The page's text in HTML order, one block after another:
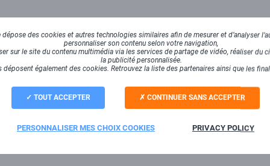
peut être mise en place afin de réduire les risques liés
des salariés et ainsi la qualité des produits ou services
permettre de former et informer les salariés sur les
actions adaptées de prévention pourront être mises en
travail ou encore sur l’organisation de la production et
précisément les salariés afin d’assurer une réelle prévention
les troubles musculo-squelettiques. Des fonctionnalités
au cœur de MEDTRA4, visant à renforcer la démarche de
des cookies et autres technologies similaires afin de mesurer et d’analyser
personnaliser son contenu selon votre navigation,
sur le site du contenu multimédia via les services de partage de vidéo, réaliser du
la publicité personnalisée.
déposent également des cookies. Retrouvez la liste des partenaires ainsi que les
TOUT ACCEPTER CONTINUER SANS ACCEPTER
PERSONNALISER MES CHOIX COOKIES PRIVACY POLICY